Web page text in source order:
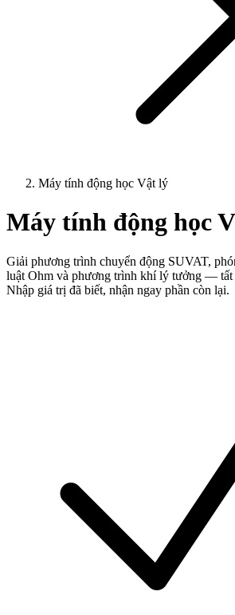
Máy tính động học Vật lý
Máy tính động học
Giải phương trình chuyển động SUVAT,
luật Ohm và phương trình khí lý tưởng — tất
Nhập giá trị đã biết, nhận ngay phần còn lại.